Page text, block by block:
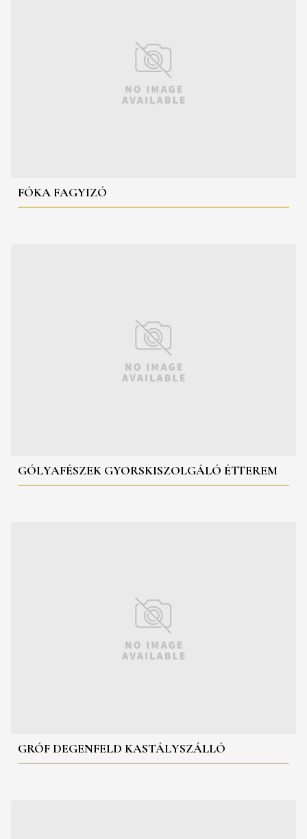
FÓKA FAGYIZÓ
GÓLYAFÉSZEK GYORSKISZOLGÁLÓ ÉTTEREM
GRÓF DEGENFELD KASTÁLYSZÁLLÓ